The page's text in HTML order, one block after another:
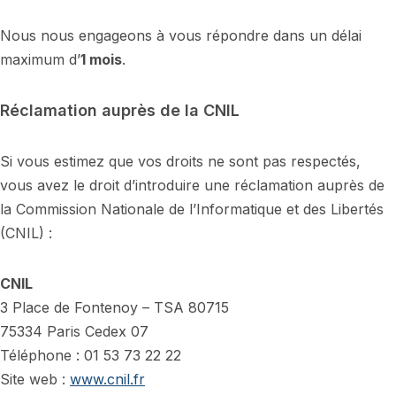
Nous nous engageons à vous répondre dans un délai
maximum d’1 mois.
Réclamation auprès de la CNIL
Si vous estimez que vos droits ne sont pas respectés,
vous avez le droit d’introduire une réclamation auprès de
la Commission Nationale de l’Informatique et des Libertés
(CNIL) :
CNIL
3 Place de Fontenoy – TSA 80715
75334 Paris Cedex 07
Téléphone : 01 53 73 22 22
Site web : www.cnil.fr